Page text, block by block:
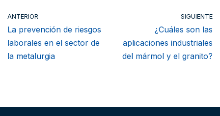
ANTERIOR
La prevención de riesgos
laborales en el sector de
la metalurgia
SIGUIENTE
¿Cuáles son las
aplicaciones industriales
del mármol y el granito?